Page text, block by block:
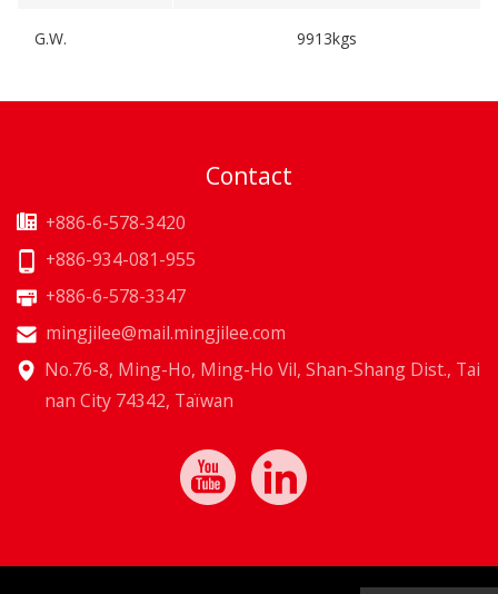
G.W. 9913kgs
Contact
+886-6-578-3420
+886-934-081-955
+886-6-578-3347
mingjilee@mail.mingjilee.com
No.76-8, Ming-Ho, Ming-Ho Vil, Shan-Shang Dist., Tai
nan City 74342, Taïwan